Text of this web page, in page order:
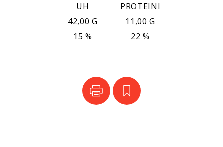
UH
42,00 G
15 %
PROTEINI
11,00 G
22 %